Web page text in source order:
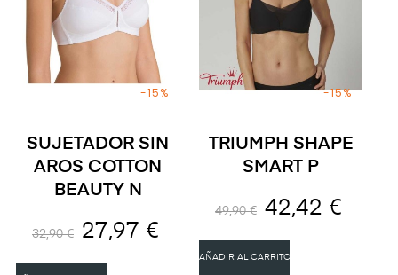
SUJETADOR SIN
AROS COTTON
BEAUTY N
32,90 €
-15%
27,97 €
TRIUMPH SHAPE
SMART P
49,90 €
-15%
42,42 €
AÑADIR AL CARRITO